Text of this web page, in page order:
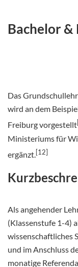
Bachelor
Das
wird an dem
Freiburg vorgestellt
Ministeriums für
ergänzt.[12]
Als angehender
(Klassenstufe 1-4)
wissenschaftliches
und im Anschluss
monatige